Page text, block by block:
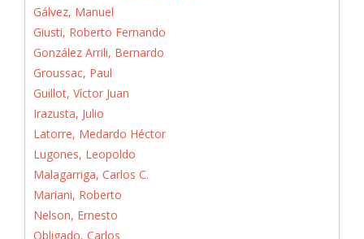
Gálvez, Manuel
Giusti, Roberto Fernando
González Arrili, Bernardo
Groussac, Paul
Guillot, Víctor Juan
Irazusta, Julio
Latorre, Medardo Héctor
Lugones, Leopoldo
Malagarriga, Carlos C.
Mariani, Roberto
Nelson, Ernesto
Obligado, Carlos